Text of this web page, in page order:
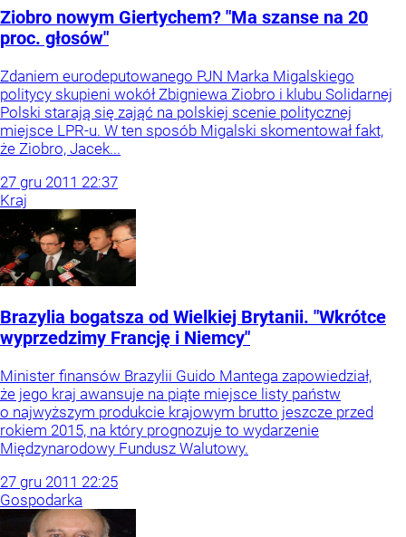
Ziobro nowym Giertychem? "Ma szanse na 20
proc. głosów"
Zdaniem eurodeputowanego PJN Marka Migalskiego
politycy skupieni wokół Zbigniewa Ziobro i klubu Solidarnej
Polski starają się zająć na polskiej scenie politycznej
miejsce LPR-u. W ten sposób Migalski skomentował fakt,
że Ziobro, Jacek...
27 gru 2011 22:37
Kraj
Brazylia bogatsza od Wielkiej Brytanii. "Wkrótce
wyprzedzimy Francję i Niemcy"
Minister finansów Brazylii Guido Mantega zapowiedział,
że jego kraj awansuje na piąte miejsce listy państw
o najwyższym produkcie krajowym brutto jeszcze przed
rokiem 2015, na który prognozuje to wydarzenie
Międzynarodowy Fundusz Walutowy.
27 gru 2011 22:25
Gospodarka